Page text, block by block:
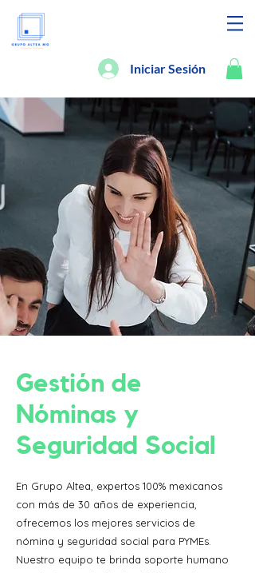
Iniciar Sesión
​Gestión de
Nóminas y
Seguridad Social
En Grupo Altea, expertos 100% mexicanos
con más de 30 años de experiencia,
ofrecemos los mejores servicios de
nómina y seguridad social para PYMEs.
Nuestro equipo te brinda soporte humano